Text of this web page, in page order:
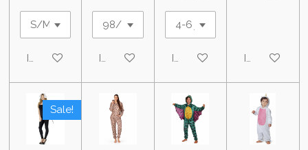
In winkelwagenIn winkelwagenIn winkelwagenIn
Sale!